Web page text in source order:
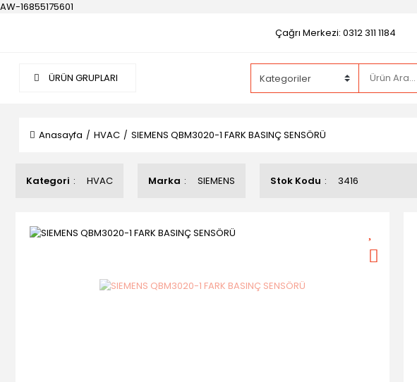
AW-16855175601
Çağrı Merkezi: 0312 311 1184
ÜRÜN GRUPLARI
Anasayfa HVAC SIEMENS QBM3020-1 FARK BASINÇ SENSÖRÜ
Kategori HVAC Marka SIEMENS Stok Kodu 3416